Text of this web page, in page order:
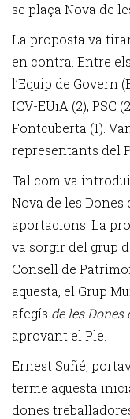
se plaça Nova de
La proposta va
en contra. Entre
l’Equip de Govern
ICV-EUiA (2), PSC
Fontcuberta (1).
representants del
Tal com va
Nova de les
aportacions. La
va sorgir del grup
Consell de
aquesta, el Grup
afegís de les Dones
aprovant el Ple.
Ernest Suñé,
terme aquesta
dones